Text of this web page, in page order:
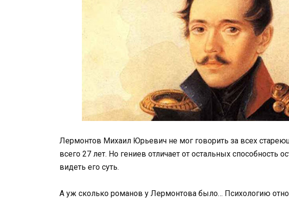
Лермонтов Михаил Юрьевич не мог говорить за всех
всего 27 лет. Но гениев отличает от остальных способность
видеть его суть.
А уж сколько романов у Лермонтова было… Психологию